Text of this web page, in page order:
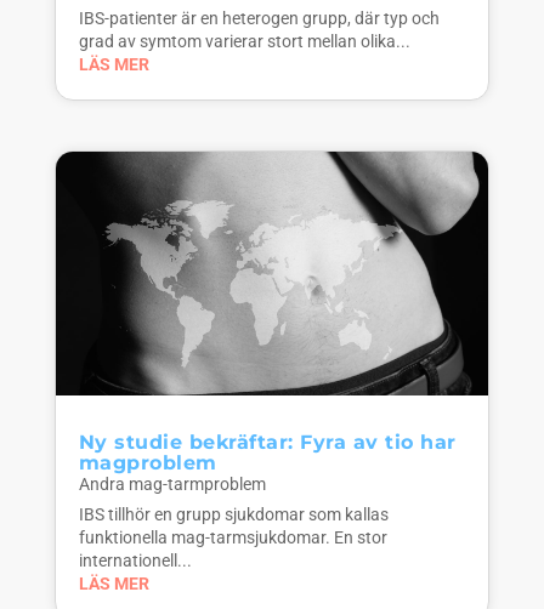
IBS-patienter är en heterogen grupp, där typ och
grad av symtom varierar stort mellan olika...
LÄS MER
Ny studie bekräftar: Fyra av tio har
magproblem
Andra mag-tarmproblem
IBS tillhör en grupp sjukdomar som kallas
funktionella mag-tarmsjukdomar. En stor
internationell...
LÄS MER